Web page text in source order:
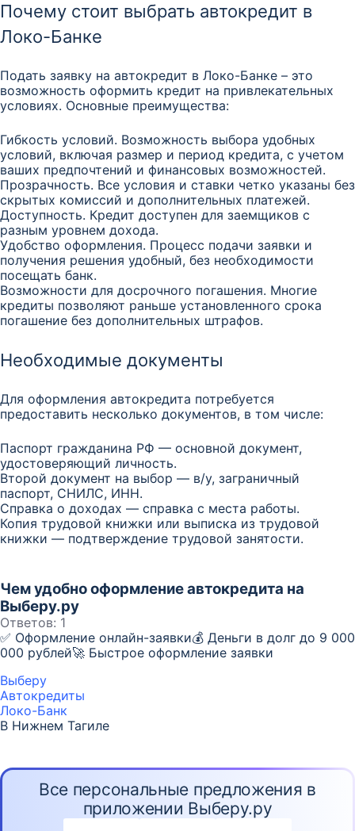
Почему стоит выбрать автокредит в
Локо-Банке
Подать заявку на автокредит в Локо-Банке – это
возможность оформить кредит на привлекательных
условиях. Основные преимущества:
Гибкость условий. Возможность выбора удобных
условий, включая размер и период кредита, с учетом
ваших предпочтений и финансовых возможностей.
Прозрачность. Все условия и ставки четко указаны без
скрытых комиссий и дополнительных платежей.
Доступность. Кредит доступен для заемщиков с
разным уровнем дохода.
Удобство оформления. Процесс подачи заявки и
получения решения удобный, без необходимости
посещать банк.
Возможности для досрочного погашения. Многие
кредиты позволяют раньше установленного срока
погашение без дополнительных штрафов.
Необходимые документы
Для оформления автокредита потребуется
предоставить несколько документов, в том числе:
Паспорт гражданина РФ — основной документ,
удостоверяющий личность.
Второй документ на выбор — в/у, заграничный
паспорт, СНИЛС, ИНН.
Справка о доходах — справка с места работы.
Копия трудовой книжки или выписка из трудовой
книжки — подтверждение трудовой занятости.
Чем удобно оформление автокредита на
Выберу.ру
Ответов: 1
✅ Оформление онлайн-заявки💰 Деньги в долг до 9 000
000 рублей🚀 Быстрое оформление заявки
Выберу
Автокредиты
Локо-Банк
В Нижнем Тагиле
Все персональные предложения в
приложении Выберу.ру